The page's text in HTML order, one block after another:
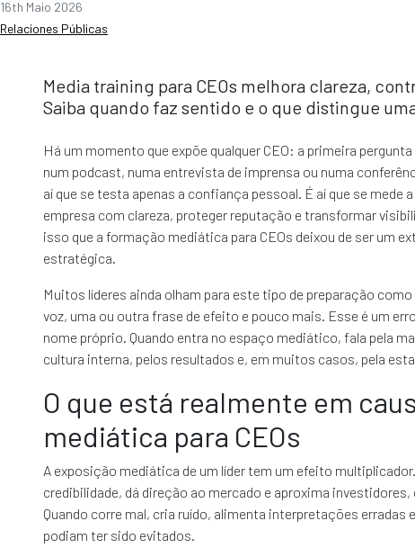
16th Maio 2026
Relaciones Públicas
Media training para CEOs melhora clareza,
Saiba quando faz sentido e o que distingue
Há um momento que expõe qualquer CEO: a primeira
num podcast, numa entrevista de imprensa ou numa
aí que se testa apenas a confiança pessoal. É aí que se mede
empresa com clareza, proteger reputação e transformar
isso que a formação mediática para CEOs deixou de ser um
estratégica.
Muitos líderes ainda olham para este tipo de preparação
voz, uma ou outra frase de efeito e pouco mais. Esse é um
nome próprio. Quando entra no espaço mediático, fala pela
cultura interna, pelos resultados e, em muitos casos, pela
O que está realmente em
mediática para CEOs
A exposição mediática de um líder tem um efeito
credibilidade, dá direção ao mercado e aproxima
Quando corre mal, cria ruído, alimenta interpretações erradas
podiam ter sido evitados.